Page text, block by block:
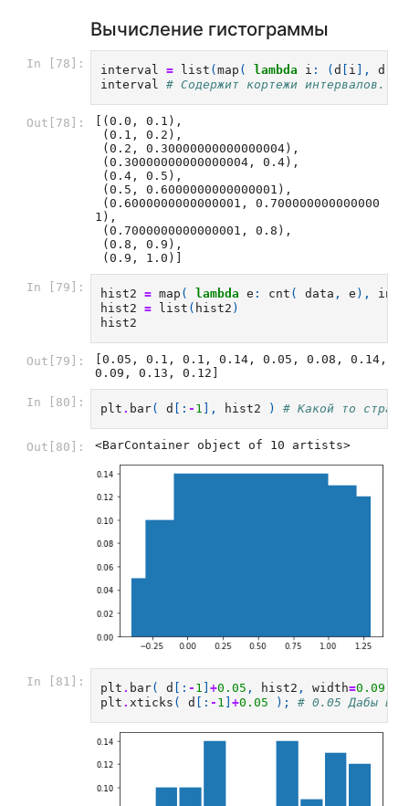
Вычисление гистограммы
In [78]: interval = list (map ( lambda i : (d i ], d
interval
# Содержит кортежи интервалов.
Out[78]:
[(0.0, 0.1),
1),
(0.9, 1.0)]
In [79]: hist2 = map ( lambda e : cnt ( data , e ),
hist2
= list ( hist2 )
hist2
Out[79]:
[0.05, 0.1, 0.1, 0.14, 0.05, 0.08, 0.14,
0.09, 0.13, 0.12]
In [80]: plt . bar( d [: - 1 ], hist2 ) # Какой то
Out[80]: <BarContainer object of 10 artists>
In [81]: plt . bar( d [: - 1 ]+0.05 , hist2 , width=0.09
plt .xticks ( d [: - 1 ]+0.05 ); # 0.05 Дабы